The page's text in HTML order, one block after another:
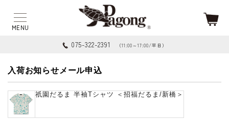
075-322-2391 （11:00～17:00/平日）
入荷お知らせメール申込
祇園だるま 半袖Tシャツ ＜招福だるま/新橋＞